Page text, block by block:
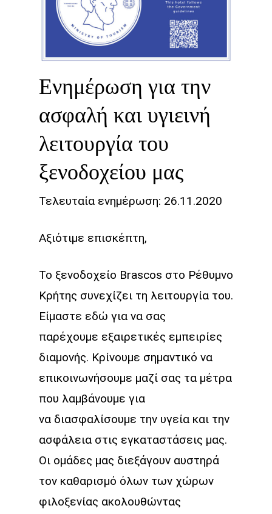
Ενημέρωση για την
ασφαλή και υγιεινή
λειτουργία του
ξενοδοχείου μας
Τελευταία ενημέρωση: 26.11.2020
Αξιότιμε επισκέπτη,
Το ξενοδοχείο Brascos στο Ρέθυμνο
Κρήτης συνεχίζει τη λειτουργία του.
Είμαστε εδώ για να σας
παρέχουμε εξαιρετικές εμπειρίες
διαμονής. Κρίνουμε σημαντικό να
επικοινωνήσουμε μαζί σας τα μέτρα
που λαμβάνουμε για
να διασφαλίσουμε την υγεία και την
ασφάλεια στις εγκαταστάσεις μας.
Οι ομάδες μας διεξάγουν αυστηρά
τον καθαρισμό όλων των χώρων
φιλοξενίας ακολουθώντας